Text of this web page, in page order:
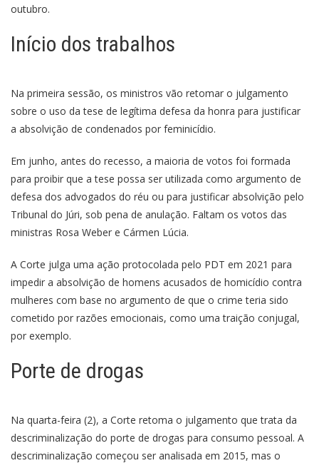
outubro.
Início dos trabalhos
Na primeira sessão, os ministros vão retomar o julgamento
sobre o uso da tese de legítima defesa da honra para justificar
a absolvição de condenados por feminicídio.
Em junho, antes do recesso, a maioria de votos foi formada
para proibir que a tese possa ser utilizada como argumento de
defesa dos advogados do réu ou para justificar absolvição pelo
Tribunal do Júri, sob pena de anulação. Faltam os votos das
ministras Rosa Weber e Cármen Lúcia.
A Corte julga uma ação protocolada pelo PDT em 2021 para
impedir a absolvição de homens acusados de homicídio contra
mulheres com base no argumento de que o crime teria sido
cometido por razões emocionais, como uma traição conjugal,
por exemplo.
Porte de drogas
Na quarta-feira (2), a Corte retoma o julgamento que trata da
descriminalização do porte de drogas para consumo pessoal. A
descriminalização começou ser analisada em 2015, mas o